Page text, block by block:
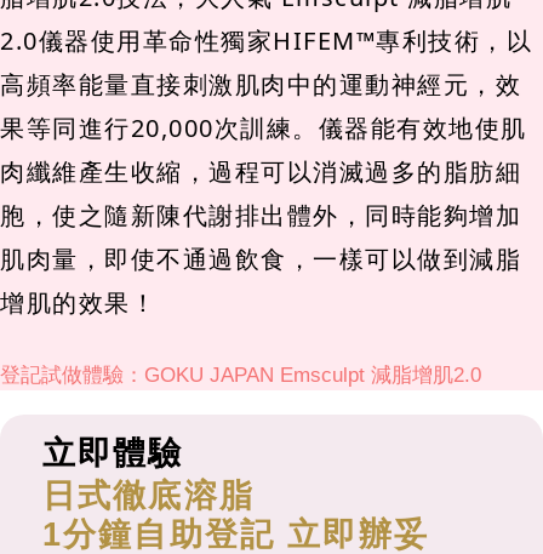
2.0儀器使用革命性獨家HIFEM™專利技術，以
高頻率能量直接刺激肌肉中的運動神經元，效
果等同進行20,000次訓練。儀器能有效地使肌
肉纖維產生收縮，過程可以消滅過多的脂肪細
胞，使之隨新陳代謝排出體外，同時能夠增加
肌肉量，即使不通過飲食，一樣可以做到減脂
增肌的效果！
登記試做體驗：GOKU JAPAN Emsculpt 減脂增肌2.0
立即體驗
日式徹底溶脂
1分鐘自助登記 立即辦妥